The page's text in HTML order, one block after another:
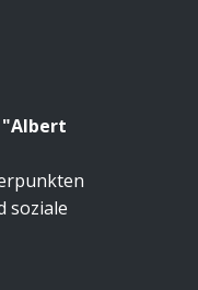
"Albert
soziale